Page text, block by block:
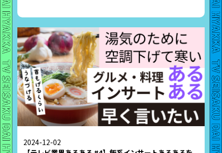
2024-12-02